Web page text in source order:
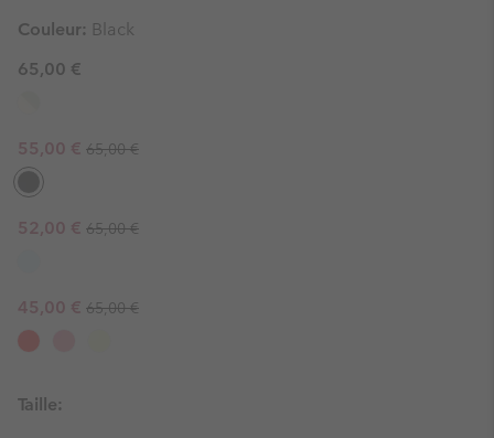
Couleur: Black
65,00 €
Sale price:
55,00 € Regular price:
65,00 €
Sale price:
52,00 € Regular price:
65,00 €
Sale price:
45,00 € Regular price:
65,00 €
Taille: